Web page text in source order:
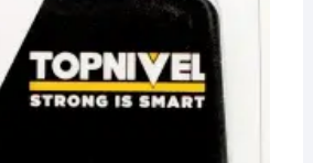
virtual de Ferretería El Arroyo.
y te ayudo a encontrarlo,
exacto